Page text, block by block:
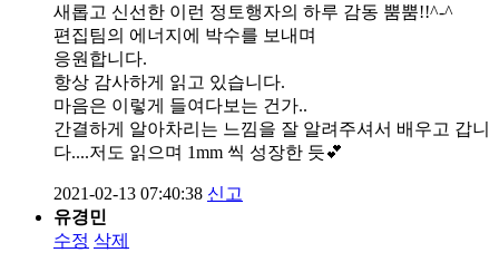
새롭고 신선한 이런 정토행자의 하루 감동 뿜뿜!!^-^
편집팀의 에너지에 박수를 보내며
응원합니다.
항상 감사하게 읽고 있습니다.
마음은 이렇게 들여다보는 건가..
간결하게 알아차리는 느낌을 잘 알려주셔서 배우고 갑니
다....저도 읽으며 1mm 씩 성장한 듯💕
2021-02-13 07:40:38 신고
유경민
수정 삭제